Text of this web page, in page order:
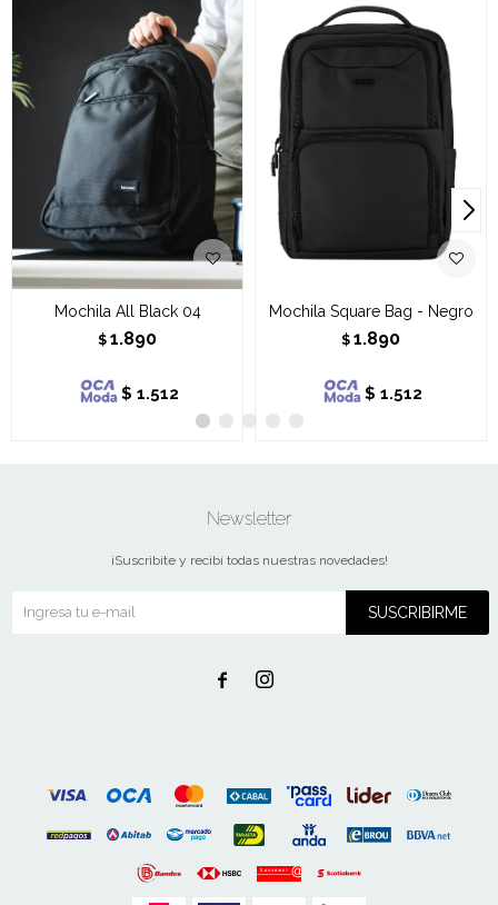
Mochila All Black 04
$ 1.890
$ 1.512
Mochila Square Bag - Negro
$ 1.890
$ 1.512
Newsletter
¡Suscribite y recibí todas nuestras novedades!
SUSCRIBIRME
 